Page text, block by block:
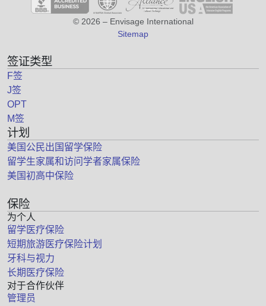
© 2026 – Envisage International
Sitemap
签证类型
F签
J签
OPT
M签
计划
美国公民出国留学保险
留学生家属和访问学者家属保险
美国初高中保险
保险
为个人
留学医疗保险
短期旅游医疗保险计划
牙科与视力
长期医疗保险
对于合作伙伴
管理员